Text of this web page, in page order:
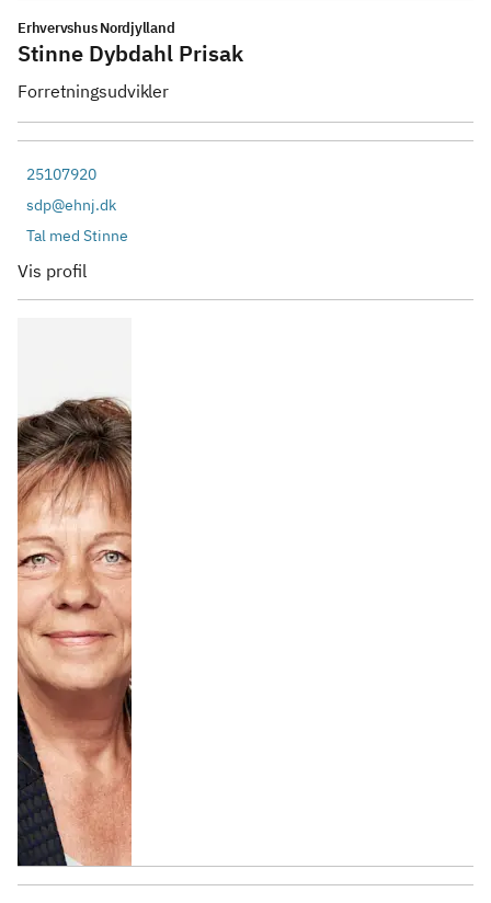
Erhvervshus Nordjylland
Stinne Dybdahl Prisak
Forretningsudvikler
25107920
sdp@ehnj.dk
Tal med Stinne
Vis profil